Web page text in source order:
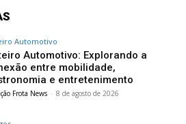
Automotivo
Automotivo: Explorando a
entre mobilidade,
e entretenimento
Frota News - 8 de agosto de 2026